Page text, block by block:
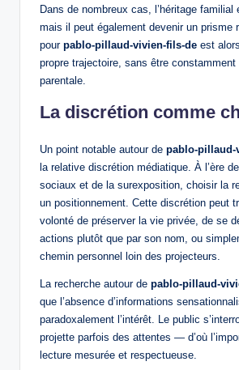
Dans de nombreux cas, l’héritage familial
mais il peut également devenir un prisme
pour pablo-pillaud-vivien-fils-de est
propre trajectoire, sans être
parentale.
La discrétion comme
Un point notable autour de pablo-pillaud-
la relative discrétion médiatique. À l’ère
sociaux et de la surexposition, choisir la
un positionnement. Cette discrétion peut
volonté de préserver la vie privée, de se
actions plutôt que par son nom, ou
chemin personnel loin des projecteurs.
La recherche autour de pablo-pillaud-
que l’absence d’informations
paradoxalement l’intérêt. Le public
projette parfois des attentes — d’où
lecture mesurée et respectueuse.